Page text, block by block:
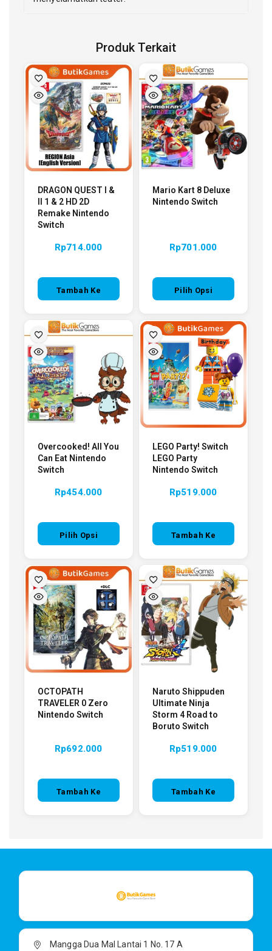
Produk Terkait
DRAGON QUEST I &
II 1 & 2 HD 2D
Remake Nintendo
Switch
Rp714.000
Tambah Ke
Mario Kart 8 Deluxe
Nintendo Switch
Rp701.000
Pilih Opsi
Overcooked! All You
Can Eat Nintendo
Switch
Rp454.000
Pilih Opsi
LEGO Party! Switch
LEGO Party
Nintendo Switch
Rp519.000
Tambah Ke
OCTOPATH
TRAVELER 0 Zero
Nintendo Switch
Rp692.000
Tambah Ke
Naruto Shippuden
Ultimate Ninja
Storm 4 Road to
Boruto Switch
Rp519.000
Tambah Ke
Mangga Dua Mal Lantai 1 No. 17 A